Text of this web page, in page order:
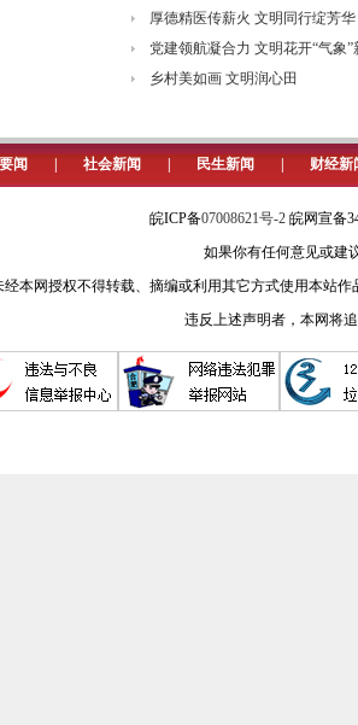
厚德精医传薪火 文明同行绽芳华
党建领航凝合力 文明花开“气象”
乡村美如画 文明润心田
闻 社会新闻 民生新闻 财经新
皖ICP备07008621号-2 皖网宣备
如果你有任何意见或建
经本网授权不得转载、摘编或利用其它方式使用本站
违反上述声明者，本网将